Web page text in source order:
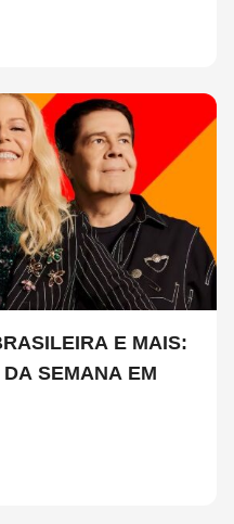
E MAIS:
SEMANA EM